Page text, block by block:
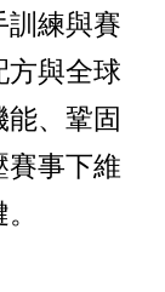
訓練與賽
方與全球
、鞏固
賽事下維